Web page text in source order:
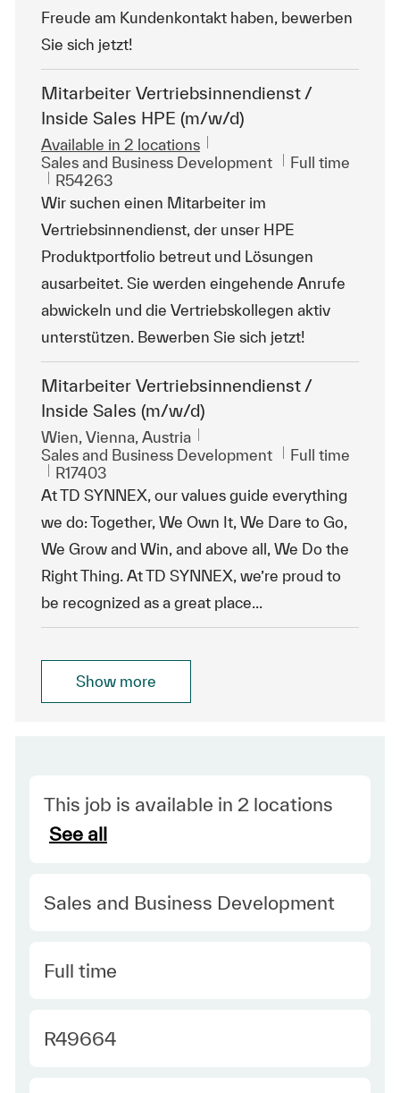
Freude am Kundenkontakt haben, bewerben
Sie sich jetzt!
Mitarbeiter Vertriebsinnendienst /
Inside Sales HPE (m/w/d)
Available in 2 locations
Category
Sales and Business Development Job Type
Full time
ReqId
R54263
Wir suchen einen Mitarbeiter im
Vertriebsinnendienst, der unser HPE
Produktportfolio betreut und Lösungen
ausarbeitet. Sie werden eingehende Anrufe
abwickeln und die Vertriebskollegen aktiv
unterstützen. Bewerben Sie sich jetzt!
Mitarbeiter Vertriebsinnendienst /
Inside Sales (m/w/d)
Location
Wien, Vienna, Austria
Category
Sales and Business Development Job Type
Full time
ReqId
R17403
At TD SYNNEX, our values guide everything
we do: Together, We Own It, We Dare to Go,
We Grow and Win, and above all, We Do the
Right Thing. At TD SYNNEX, we’re proud to
be recognized as a great place...
Show more
This job is available in 2 locations
See all
Category
Sales and Business Development
Type
Full time
Required Id
R49664